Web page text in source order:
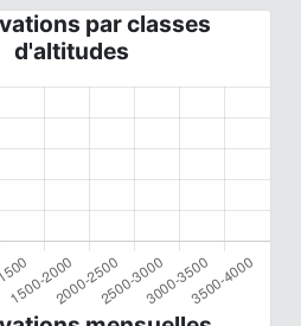
par classes
d'altitudes